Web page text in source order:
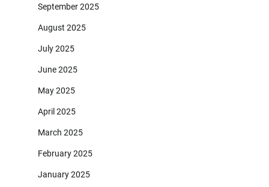
September 2025
August 2025
July 2025
June 2025
May 2025
April 2025
March 2025
February 2025
January 2025